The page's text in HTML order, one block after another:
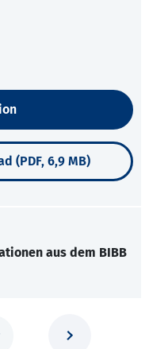
(PDF, 6,9 MB)
aus dem BIBB